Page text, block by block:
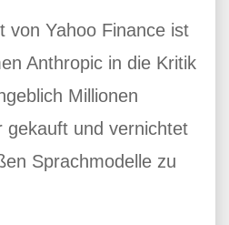
von Yahoo Finance ist
Anthropic in die Kritik
Millionen
gekauft und vernichtet
Sprachmodelle zu